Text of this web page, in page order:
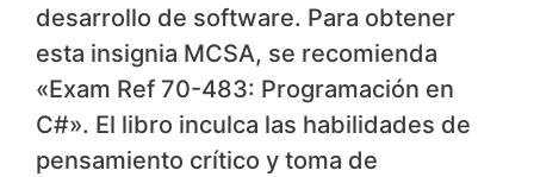
desarrollo de software. Para obtener
esta insignia MCSA, se recomienda
«Exam Ref 70-483: Programación en
C#». El libro inculca las habilidades de
pensamiento crítico y toma de